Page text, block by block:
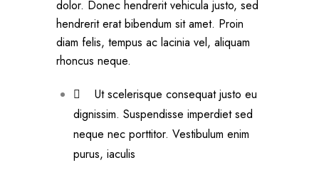
dolor. Donec hendrerit vehicula justo, sed
hendrerit erat bibendum sit amet. Proin
diam felis, tempus ac lacinia vel, aliquam
rhoncus neque.
Ut scelerisque consequat justo eu
dignissim. Suspendisse imperdiet sed
neque nec porttitor. Vestibulum enim
purus, iaculis